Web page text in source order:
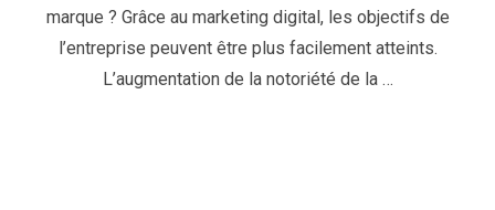
marque ? Grâce au marketing digital, les objectifs de
l’entreprise peuvent être plus facilement atteints.
L’augmentation de la notoriété de la …